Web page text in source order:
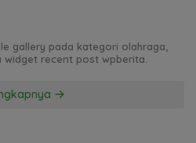
gallery pada kategori olahraga,
widget recent post wpberita.